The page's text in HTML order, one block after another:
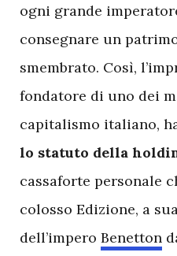
ogni grande
consegnare un
smembrato. Così,
fondatore di uno dei
capitalismo italiano,
lo statuto della
cassaforte personale
colosso Edizione, a
dell’impero Benetton